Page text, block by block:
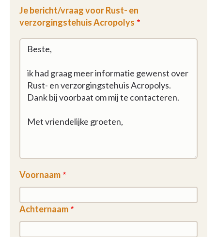
Je bericht/vraag voor Rust- en
verzorgingstehuis Acropolys
Voornaam
Achternaam